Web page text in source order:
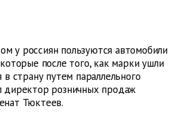
у россиян пользуются автомобили
после того, как марки ушли
в страну путем параллельного
директор розничных продаж
Тюктеев.